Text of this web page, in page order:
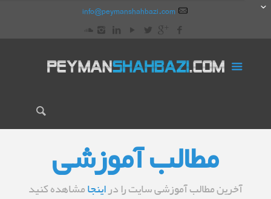
info@peymanshahbazi.com
مطالب آموزشی
آخرین مطالب آموزشی سایت را دراینجامشاهده کنید